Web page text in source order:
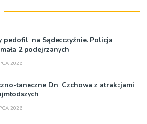
pedofili na Sądecczyźnie. Policja
2 podejrzanych
2026
taneczne Dni Czchowa z atrakcjami
2026